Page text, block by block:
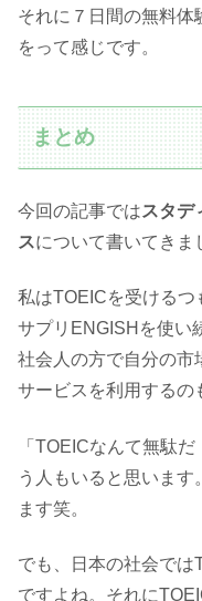
それに７日間の無料体
をって感じです。
まとめ
今回の記事ではスタデ
スについて書いてきま
私はTOEICを受けるつ
サプリENGISHを使い
社会人の方で自分の市
サービスを利用するの
「TOEICなんて無駄
う人もいると思いま
ます笑。
でも、日本の社会では
ですよね。それに